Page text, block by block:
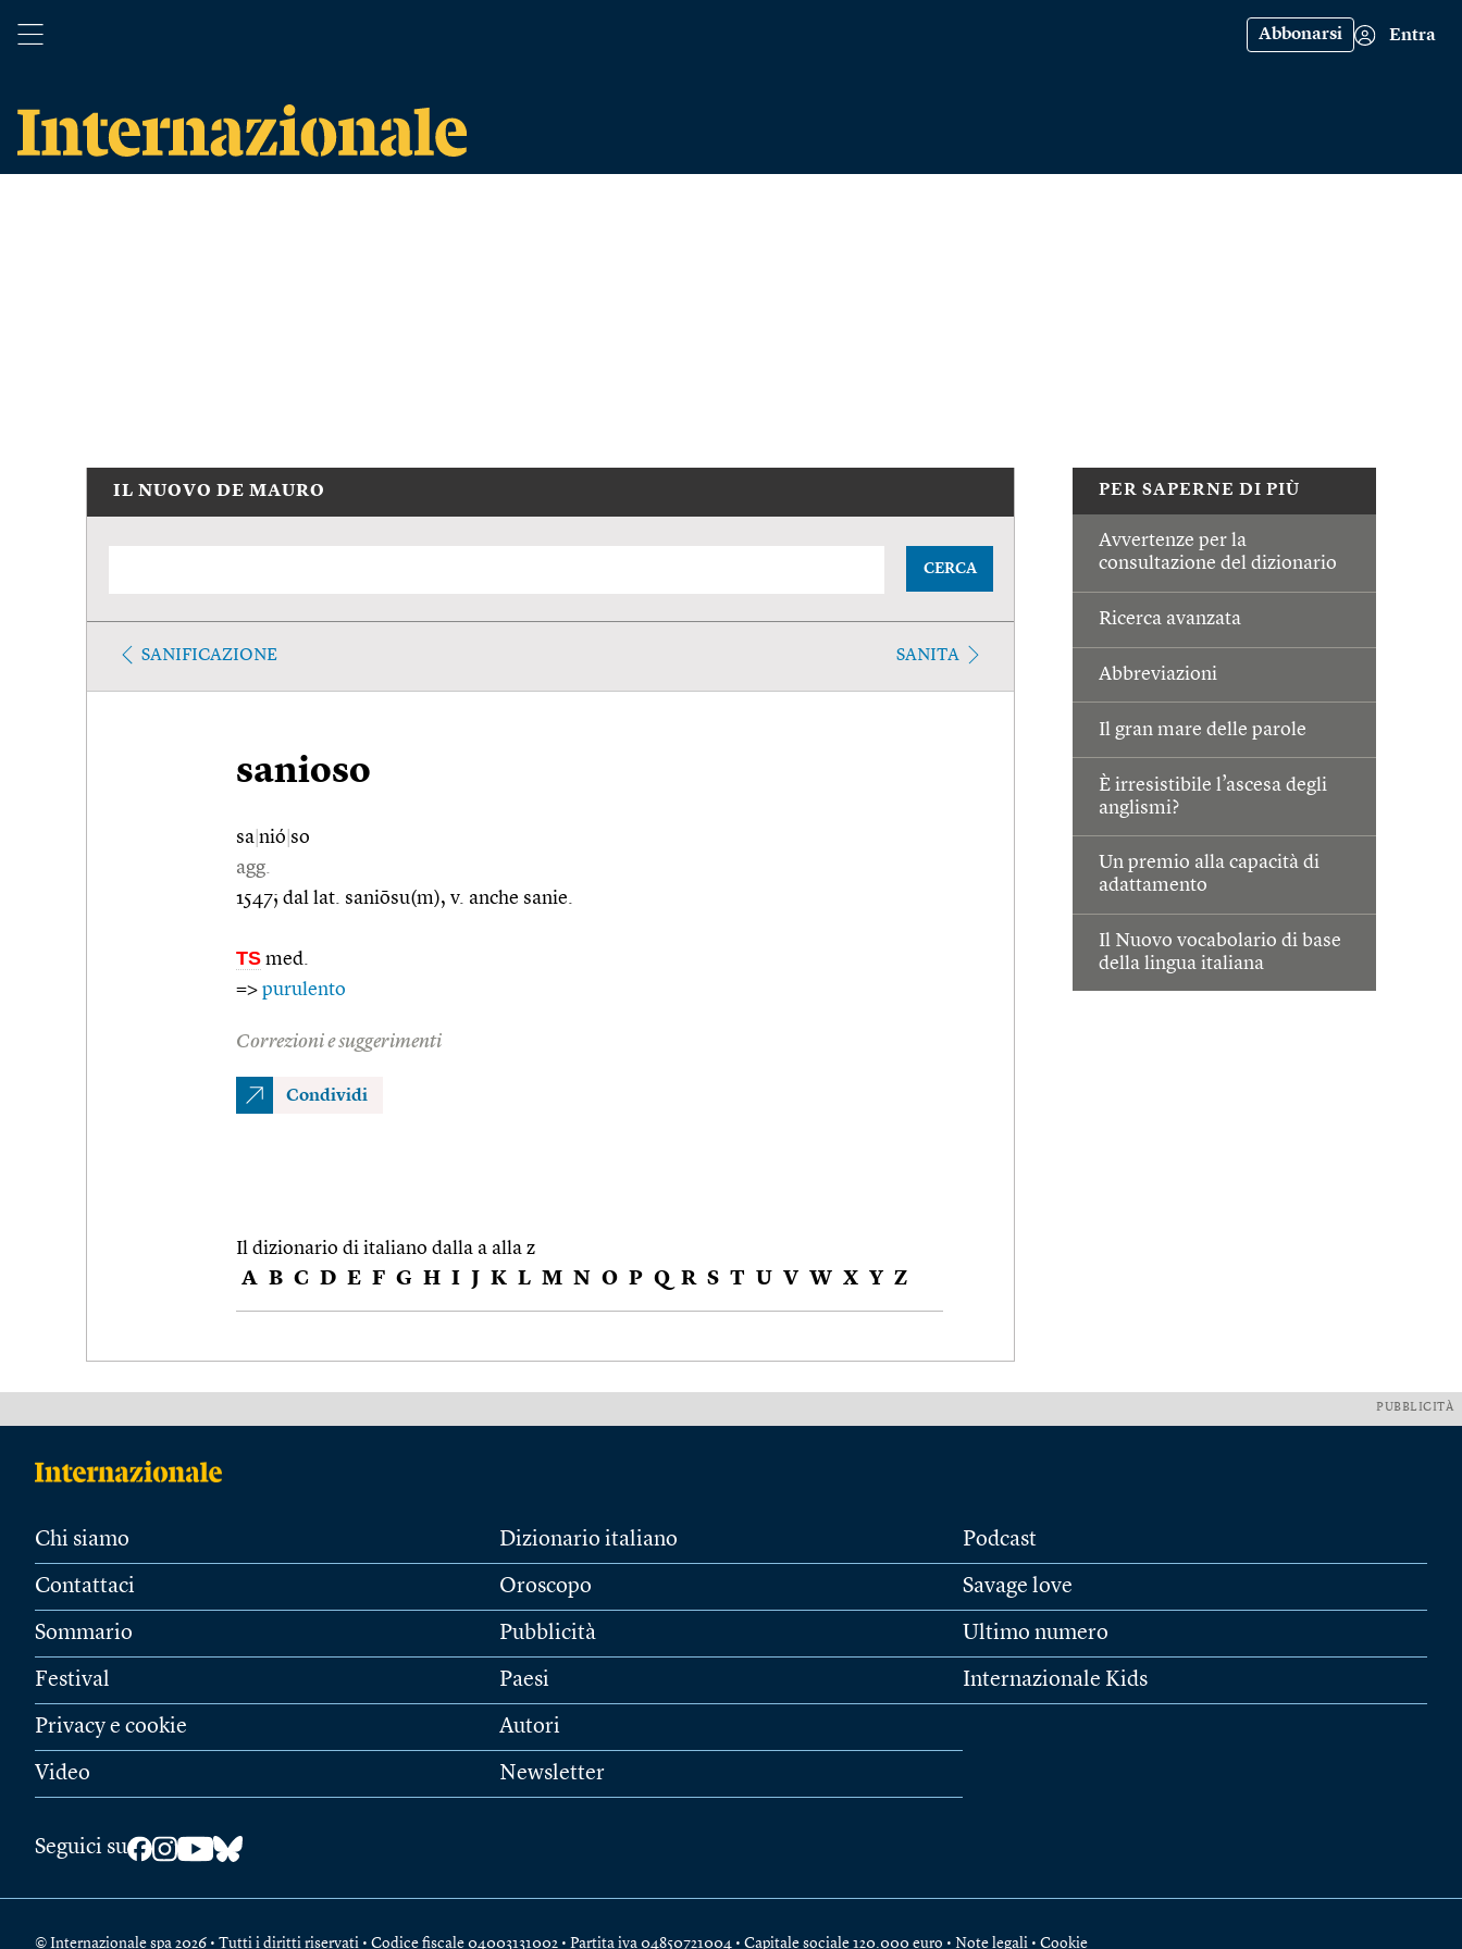
Abbonarsi Entra
PER SAPERNE DI PIÙ
Avvertenze per la
consultazione del dizionario
Ricerca avanzata
Abbreviazioni
Il gran mare delle parole
È irresistibile l’ascesa degli
anglismi?
Un premio alla capacità di
adattamento
Il Nuovo vocabolario di base
della lingua italiana
IL NUOVO DE MAURO
CERCA
SANIFICAZIONE SANITA
sanioso
sa nió so
agg.
1547; dal lat. saniōsu(m), v. anche sanie.
TS med.
=> purulento
Correzioni e suggerimenti
Condividi
Il dizionario di italiano dalla a alla z
A B C D E F G H I J K L M N O P Q R S T U V W X Y Z
PUBBLICITÀ
Chi siamo
Contattaci
Sommario
Festival
Privacy e cookie
Video
Dizionario italiano
Oroscopo
Pubblicità
Paesi
Autori
Newsletter
Podcast
Savage love
Ultimo numero
Internazionale Kids
Seguici su
© Internazionale spa 2026 • Tutti i diritti riservati • Codice fiscale 04003131002 • Partita iva 04850721004 • Capitale sociale 120.000 euro • Note legali • Cookie